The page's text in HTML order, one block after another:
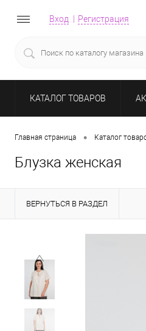
Вход Регистрация
КАТАЛОГ ТОВАРОВ
Главная страница • Каталог
Блузка женская
ВЕРНУТЬСЯ В РАЗДЕЛ